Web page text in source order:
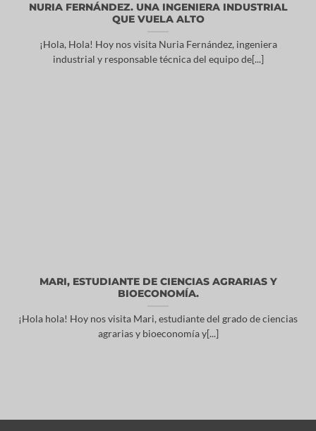
NURIA FERNÁNDEZ. UNA INGENIERA INDUSTRIAL
QUE VUELA ALTO
¡Hola, Hola! Hoy nos visita Nuria Fernández, ingeniera
industrial y responsable técnica del equipo de[...]
MARI, ESTUDIANTE DE CIENCIAS AGRARIAS Y
BIOECONOMÍA.
¡Hola hola! Hoy nos visita Mari, estudiante del grado de ciencias
agrarias y bioeconomía y[...]